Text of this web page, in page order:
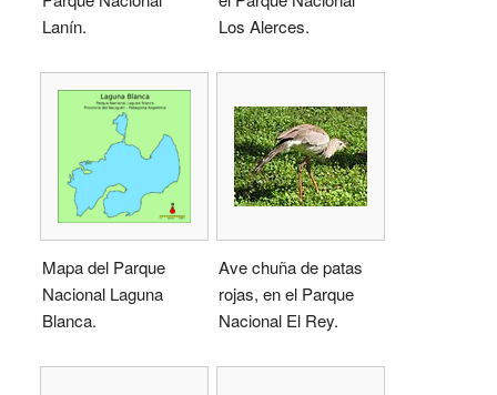
Lanín.
Los Alerces.
Mapa del Parque
Nacional Laguna
Blanca.
Ave chuña de patas
rojas, en el Parque
Nacional El Rey.